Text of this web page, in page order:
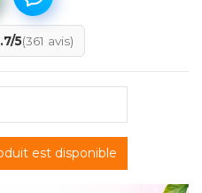
5(361 avis)